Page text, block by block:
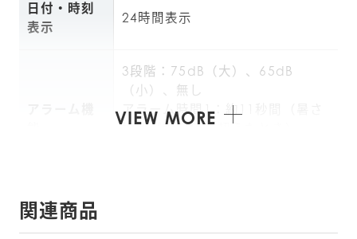
日付・時刻
表示
24時間表示
3段階：75dB（大）、65dB
（小）、無し
アラーム時間1：約11秒間（暑さ
指数が設定値を超えたとき）
カレンダー
表示
VIEW MORE
関連商品